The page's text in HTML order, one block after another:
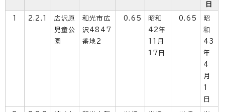
日
1 2.2.1
広沢原
児童公
園
和光市広
沢4847
番地2
0.65
昭和
42年
11月
17日
0.65
昭
和
43
年
4
月
1
日